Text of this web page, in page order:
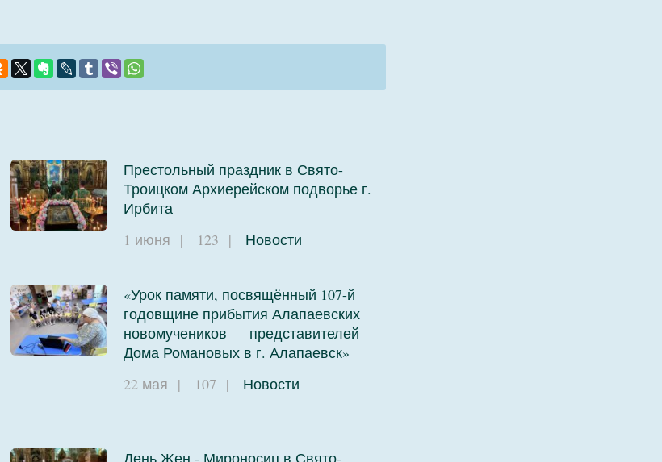
Престольный праздник в Свято-
Троицком Архиерейском подворье г.
Ирбита
1 июня | 123 | Новости
«Урок памяти, посвящённый 107-й
годовщине прибытия Алапаевских
новомучеников — представителей
Дома Романовых в г. Алапаевск»
22 мая | 107 | Новости
День Жен - Мироносиц в Свято-